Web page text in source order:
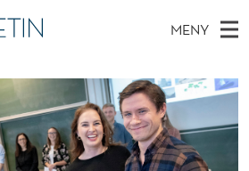
MENY
forskerprofiler